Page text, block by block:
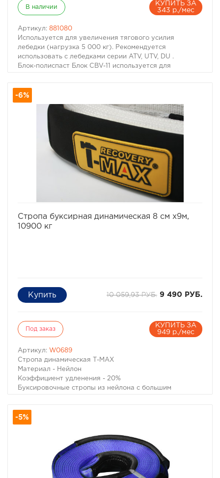
В наличии
КУПИТЬ ЗА
343 р./мес
Артикул: 881080
Используется для увеличения тягового усилия
лебедки (нагрузка 5 000 кг). Рекомендуется
использовать с лебедками серии ATV, UTV, DU .
Блок-полиспаст Блок CBV-11 используется для
сам блок закрепить за дерево или другой
неподвижный объект. Затем крюк с тросом зацепить
рядом с лебедкой. Теперь при использовании лебедки,
ее тяговое усилие увеличилось в два раза.
-6%
Стропа буксирная динамическая 8 см х9м,
10900 кг
10 059,93 РУБ. 9 490 РУБ.
Под заказ
КУПИТЬ ЗА
949 р./мес
Артикул: W0689
Стропа динамическая Т-МАХ
Материал - Нейлон
Коэффициент удленения - 20%
Буксировочные стропы из нейлона с большим
практически неизбежных при прослаблениях троса
при движении, но и извлечь попавший в грязевой плен
автомобиль без вреда как для застрявшего
автомобиля, так и для тягача. Несмотря на то, что в
народе эти стропы прозвали "Рывковыми" тросами,
следует помнить, что при сильном рывке даже такой
специальной динамической стропой можно повредить
-5%